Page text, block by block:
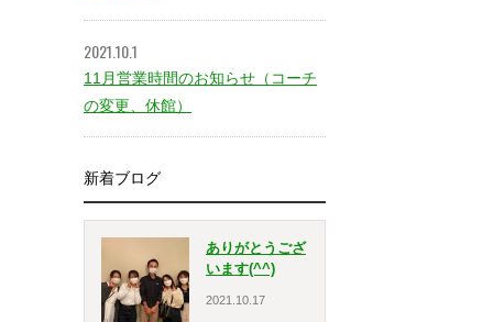
2021.10.1
11月営業時間のお知らせ（コーチ
の変更、休館）
新着ブログ
ありがとうござ
います(^^)
2021.10.17